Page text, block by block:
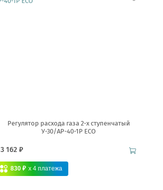
Регулятор расхода газа 2-х ступенчатый
У-30/АР-40-1Р ECO
3 162 ₽
830 ₽ x 4платежа